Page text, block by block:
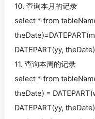
10. 查询本月的记录
select * from
DATEPART(yy,
11. 查询本周的记录
select * from
theDate) =
DATEPART(yy,